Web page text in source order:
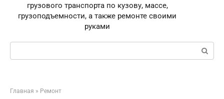
грузового транспорта по кузову, массе,
грузоподъемности, а также ремонте своими
руками
Поиск:
Главная » Ремонт